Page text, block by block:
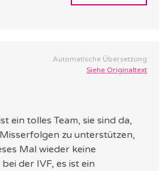
Automatische Übersetzung
Siehe Originaltext
ein tolles Team, sie sind da,
zu unterstützen,
Mal wieder keine
der IVF, es ist ein